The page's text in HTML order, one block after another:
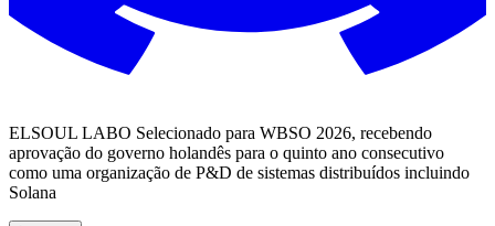
ELSOUL LABO Selecionado para WBSO 2026, recebendo
aprovação do governo holandês para o quinto ano consecutivo
como uma organização de P&D de sistemas distribuídos incluindo
Solana